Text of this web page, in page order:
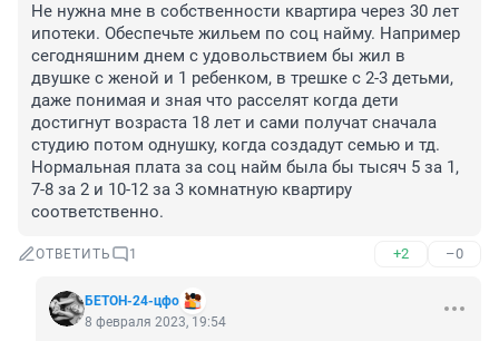
Не нужна мне в собственности квартира через 30 лет
ипотеки. Обеспечьте жильем по соц найму. Например
сегодняшним днем с удовольствием бы жил в
двушке с женой и 1 ребенком, в трешке с 2-3 детьми,
даже понимая и зная что расселят когда дети
достигнут возраста 18 лет и сами получат сначала
студию потом однушку, когда создадут семью и тд.
Нормальная плата за соц найм была бы тысяч 5 за 1,
7-8 за 2 и 10-12 за 3 комнатную квартиру
соответственно.
ОТВЕТИТЬ 1 +2 –0
БЕТОН-24-цфо
8 февраля 2023, 19:54